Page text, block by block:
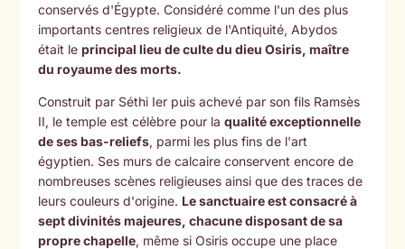
conservés d'Égypte. Considéré comme l'un des plus
importants centres religieux de l'Antiquité, Abydos
était leprincipal lieu de culte du dieu Osiris, maître
du royaume des morts.
Construit par Séthi Ier puis achevé par son fils Ramsès
II, le temple est célèbre pour laqualité exceptionnelle
de ses bas-reliefs, parmi les plus fins de l'art
égyptien. Ses murs de calcaire conservent encore de
nombreuses scènes religieuses ainsi que des traces de
leurs couleurs d'origine. Le sanctuaire est consacré à
sept divinités majeures, chacune disposant de sa
propre chapelle, même si Osiris occupe une place